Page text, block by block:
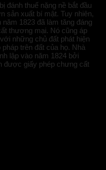
đánh thuế nặng nề bắt đầu
sản xuất bí mật. Tuy nhiên,
1823 đã làm tăng đáng
thương mại. Nó cũng áp
những chủ đất phát hiện
trên đất của họ. Nhà
lập vào năm 1824 bởi
được giấy phép chưng cất